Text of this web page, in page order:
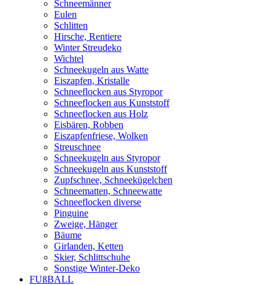
Schneemänner
Eulen
Schlitten
Hirsche, Rentiere
Winter Streudeko
Wichtel
Schneekugeln aus Watte
Eiszapfen, Kristalle
Schneeflocken aus Styropor
Schneeflocken aus Kunststoff
Schneeflocken aus Holz
Eisbären, Robben
Eiszapfenfriese, Wolken
Streuschnee
Schneekugeln aus Styropor
Schneekugeln aus Kunststoff
Zupfschnee, Schneekügelchen
Schneematten, Schneewatte
Schneeflocken diverse
Pinguine
Zweige, Hänger
Bäume
Girlanden, Ketten
Skier, Schlittschuhe
Sonstige Winter-Deko
FUßBALL